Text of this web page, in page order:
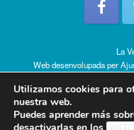
La
Web desenvolupada per
Utilizamos cookies para
nuestra web.
Puedes aprender más